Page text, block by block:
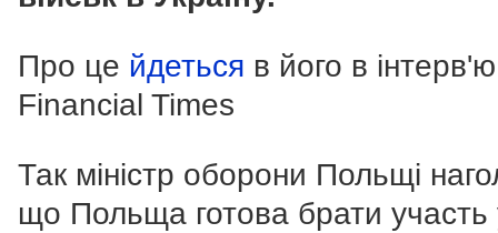
Про це йдеться в його в інтерв'ю
Financial Times
Так міністр оборони Польщі
що Польща готова брати участь